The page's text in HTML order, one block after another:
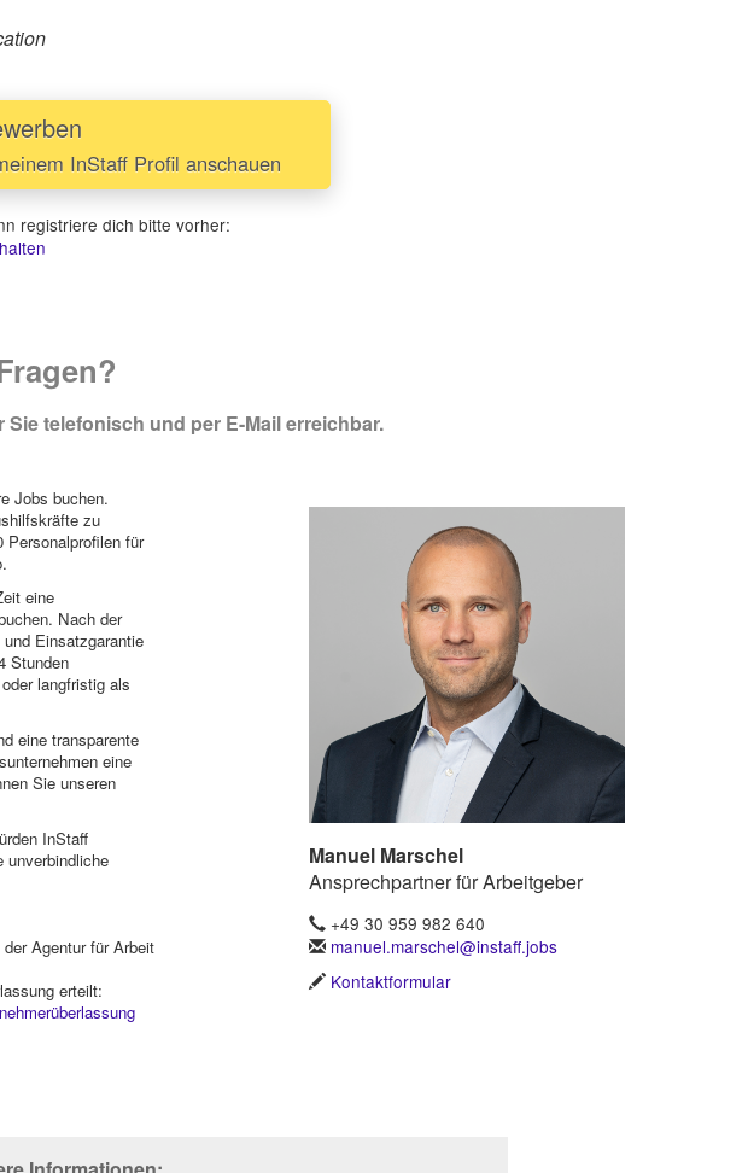
InStaff Profil anschauen
registriere dich bitte vorher:
telefonisch und per E-Mail erreichbar.
Jobs buchen.
zu
Personalprofilen für
eine
Nach der
Einsatzgarantie
Stunden
langfristig als
eine transparente
eine
Sie unseren
InStaff
unverbindliche
Agentur für Arbeit
erteilt:
Manuel Marschel
Ansprechpartner für Arbeitgeber
+49 30 959 982 640
manuel.marschel@instaff.jobs
Kontaktformular